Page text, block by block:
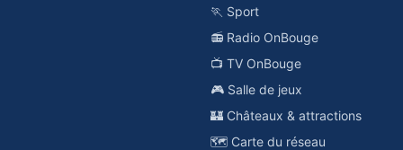
🏃 Sport
📻 Radio OnBouge
📺 TV OnBouge
🎮 Salle de jeux
🏰 Châteaux & attractions
🗺️ Carte du réseau